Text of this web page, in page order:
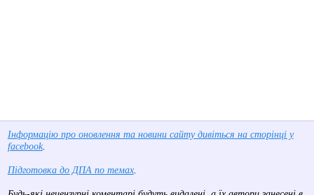
Інформацію про оновлення та новини сайту дивіться на сторінці у
facebook.
Підготовка до ДПА по темах.